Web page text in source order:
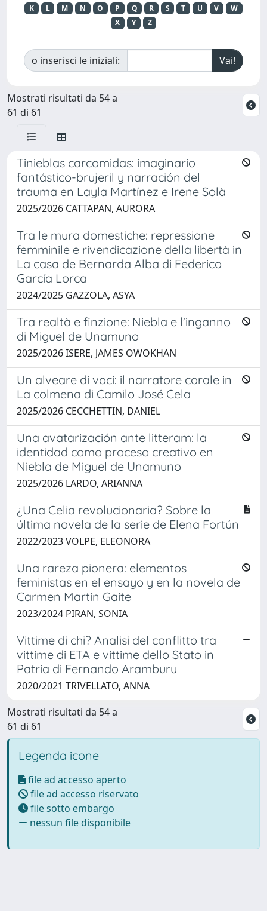
K
L M N O P Q R S T U V
W
X
Y Z
o inserisci le iniziali:
Mostrati risultati da 54 a
61 di 61
Tinieblas carcomidas: imaginario
fantástico-brujeril y narración del
trauma en Layla Martínez e Irene Solà
2025/2026 CATTAPAN, AURORA
Tra le mura domestiche: repressione
femminile e rivendicazione della libertà in
La casa de Bernarda Alba di Federico
García Lorca
2024/2025 GAZZOLA, ASYA
Tra realtà e finzione: Niebla e l'inganno
di Miguel de Unamuno
2025/2026 ISERE, JAMES OWOKHAN
Un alveare di voci: il narratore corale in
La colmena di Camilo José Cela
2025/2026 CECCHETTIN, DANIEL
Una avatarización ante litteram: la
identidad como proceso creativo en
Niebla de Miguel de Unamuno
2025/2026 LARDO, ARIANNA
¿Una Celia revolucionaria? Sobre la
última novela de la serie de Elena Fortún
2022/2023 VOLPE, ELEONORA
Una rareza pionera: elementos
feministas en el ensayo y en la novela de
Carmen Martín Gaite
2023/2024 PIRAN, SONIA
Vittime di chi? Analisi del conflitto tra
vittime di ETA e vittime dello Stato in
Patria di Fernando Aramburu
2020/2021 TRIVELLATO, ANNA
Mostrati risultati da 54 a
61 di 61
Legenda icone
file ad accesso aperto
file ad accesso riservato
file sotto embargo
nessun file disponibile